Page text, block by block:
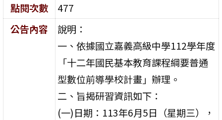
點閱次數
477
公告內容
說明：
一、依據國立嘉義高級中學112學年度
「十二年國民基本教育課程綱要普通
型數位前導學校計畫」辦理。
二、旨揭研習資訊如下：
(一)日期：113年6月5日（星期三），